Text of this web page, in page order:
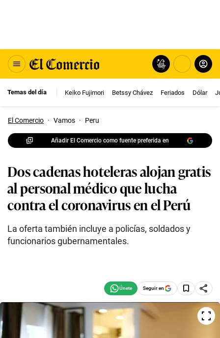
Temas del día Keiko Fujimori Betssy Chávez Feriados Dólar
El Comercio · Vamos · Peru
Añadir El Comercio como fuente preferida en
Dos cadenas hoteleras alojan gratis
al personal médico que lucha
contra el coronavirus en el Perú
La oferta también incluye a policías, soldados y
funcionarios gubernamentales.
Seguir en